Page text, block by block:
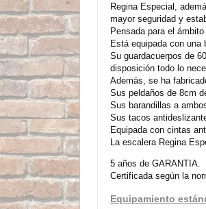
Regina Especial,
mayor seguridad y
Pensada para el
Está equipada con una
Su guardacuerpos de
disposición todo lo
Además, se ha
Sus peldaños de 8cm
Sus barandillas a
Sus tacos
Equipada con cintas
La escalera Regina
5 años de GARANTIA.
Certificada según la
Equipamiento